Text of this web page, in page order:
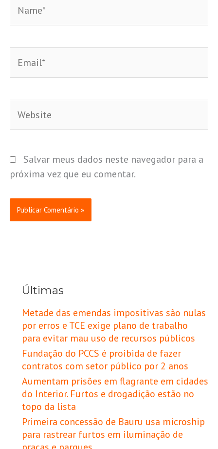
Salvar meus dados neste navegador para a
próxima vez que eu comentar.
Últimas
Metade das emendas impositivas são nulas
por erros e TCE exige plano de trabalho
para evitar mau uso de recursos públicos
Fundação do PCCS é proibida de fazer
contratos com setor público por 2 anos
Aumentam prisões em flagrante em cidades
do Interior. Furtos e drogadição estão no
topo da lista
Primeira concessão de Bauru usa microship
para rastrear furtos em iluminação de